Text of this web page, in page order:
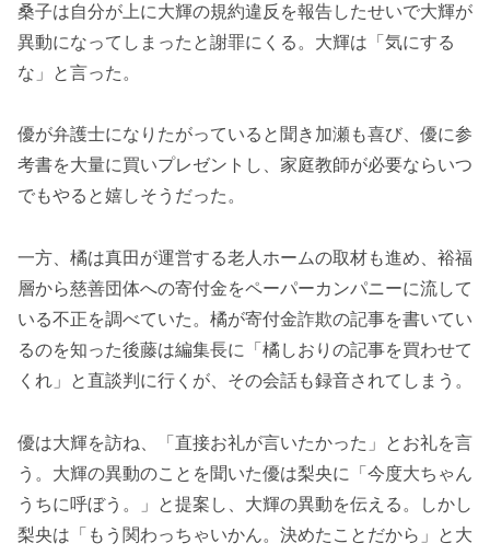
桑子は自分が上に大輝の規約違反を報告したせいで大輝が
異動になってしまったと謝罪にくる。大輝は「気にする
な」と言った。
優が弁護士になりたがっていると聞き加瀬も喜び、優に参
考書を大量に買いプレゼントし、家庭教師が必要ならいつ
でもやると嬉しそうだった。
一方、橘は真田が運営する老人ホームの取材も進め、裕福
層から慈善団体への寄付金をペーパーカンパニーに流して
いる不正を調べていた。橘が寄付金詐欺の記事を書いてい
るのを知った後藤は編集長に「橘しおりの記事を買わせて
くれ」と直談判に行くが、その会話も録音されてしまう。
優は大輝を訪ね、「直接お礼が言いたかった」とお礼を言
う。大輝の異動のことを聞いた優は梨央に「今度大ちゃん
うちに呼ぼう。」と提案し、大輝の異動を伝える。しかし
梨央は「もう関わっちゃいかん。決めたことだから」と大